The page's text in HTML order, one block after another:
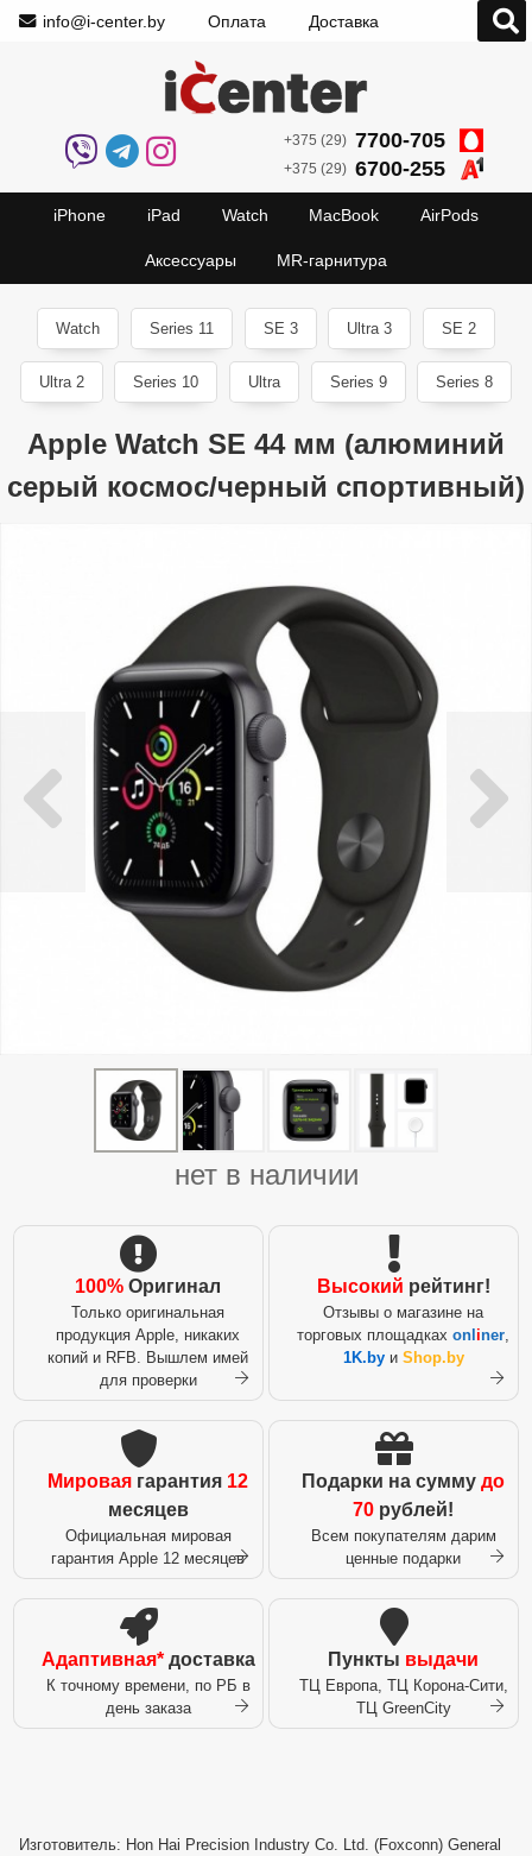
info@i-center.by Оплата Доставка
+375 (29) 7700-705
+375 (29) 6700-255
iPhone iPad Watch MacBook AirPods
Аксессуары MR-гарнитура
Watch Series 11 SE 3 Ultra 3 SE 2
Ultra 2 Series 10 Ultra Series 9 Series 8
Apple Watch SE 44 мм (алюминий
серый космос/черный спортивный)
нет в наличии
100% Оригинал
Только оригинальная
продукция Apple, никаких
копий и RFB. Вышлем имей
для проверки
Высокий рейтинг!
Отзывы о магазине на
торговых площадках onliner
1K.byи Shop.by
Мировая гарантия 12
месяцев
Официальная мировая
гарантия Apple 12 месяцев
Подарки на сумму до
70 рублей!
Всем покупателям дарим
ценные подарки
Адаптивная*доставка
К точному времени, по РБ в
день заказа
Пункты выдачи
ТЦ Европа, ТЦ Корона-Сити,
ТЦ GreenCity
Изготовитель: Hon Hai Precision Industry Co. Ltd. (Foxconn) General